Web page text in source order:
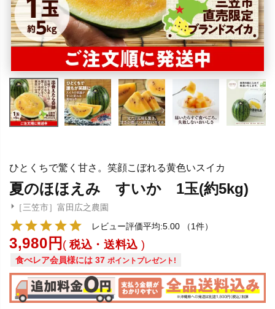
ひとくちで驚く甘さ。笑顔こぼれる黄色いスイカ
夏のほほえみ すいか 1玉(約5kg)
［三笠市］富田広之農園
レビュー評価平均:5.00
（1件）
3,980 税込・送料込
食べレア会員様には 37 ポイントプレゼント!